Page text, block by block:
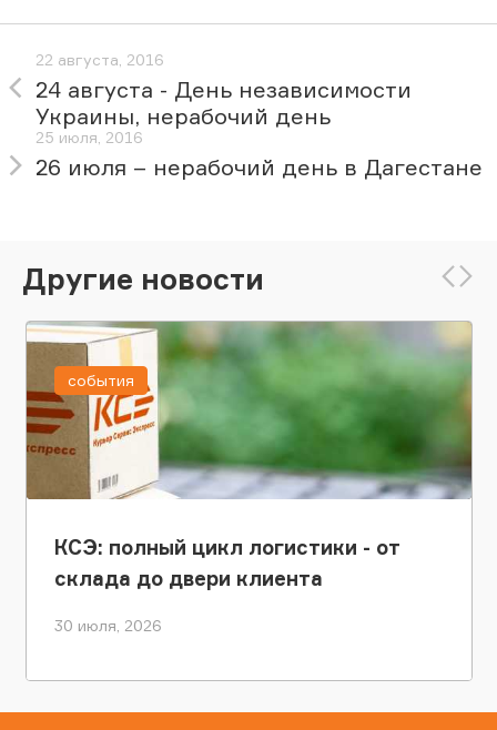
22 августа, 2016
24 августа - День независимости
Украины, нерабочий день
25 июля, 2016
26 июля – нерабочий день в Дагестане
Другие новости
КСЭ: полный цикл логистики - от
склада до двери клиента
30 июля, 2026
события